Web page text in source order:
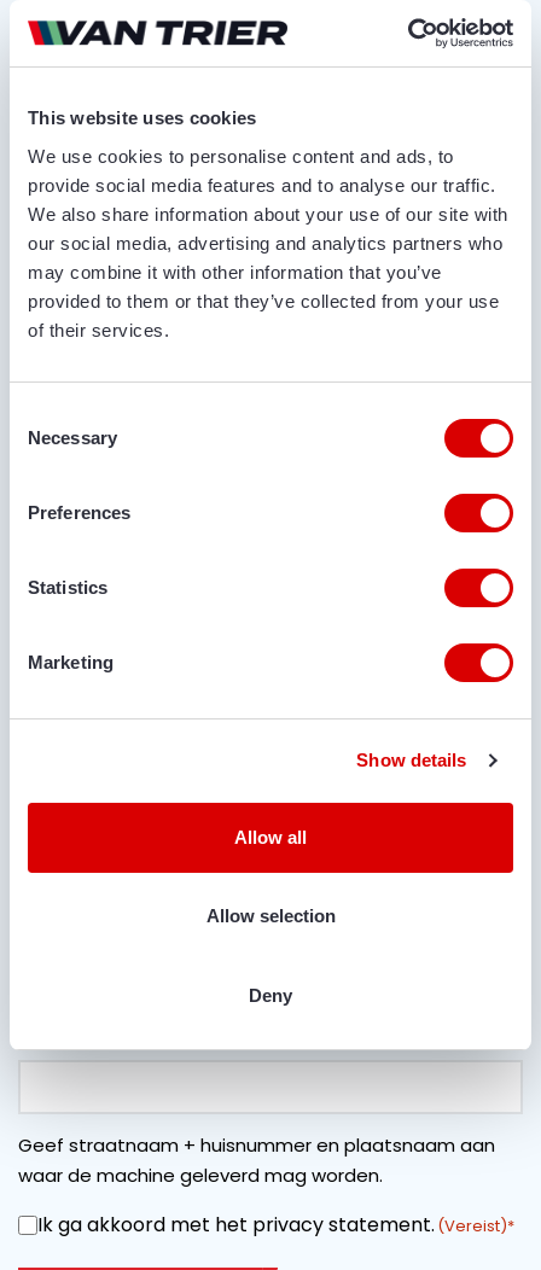
This website uses cookies
We use cookies to personalise content and ads, to
provide social media features and to analyse our traffic.
We also share information about your use of our site with
our social media, advertising and analytics partners who
may combine it with other information that you’ve
provided to them or that they’ve collected from your use
of their services.
Selection
Necessary
Preferences
Statistics
Marketing
Show details
Allow all
Allow selection
Deny
Hoogteverstelling uitstort
Elektrisch-
hydraulisch
Vraag offerte aan
VOOR- EN ACHTERNAAM*
BEDRIJFSNAAM
Geef straatnaam + huisnummer en plaatsnaam aan
waar de machine geleverd mag worden.
INSTEMMING
Ik ga akkoord met het privacy statement. (Vereist)